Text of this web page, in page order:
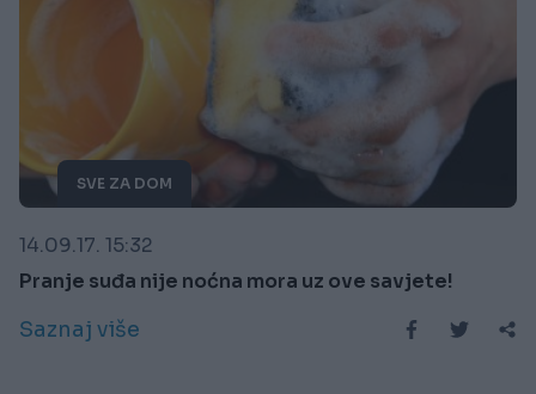
SVE ZA DOM
14.09.17. 15:32
Pranje suđa nije noćna mora uz ove savjete!
Saznaj više